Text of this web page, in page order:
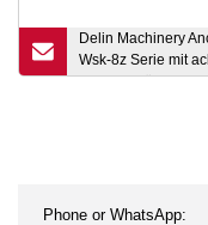
Delin Machinery
Wsk-8z Serie mit
Spindeln für